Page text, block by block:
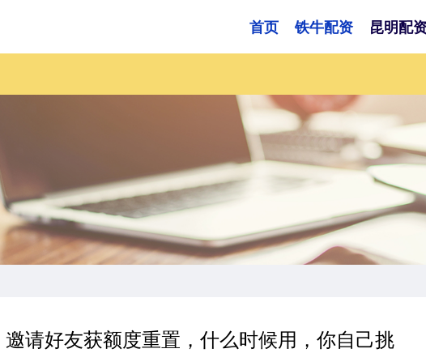
首页 铁牛配资 昆明配
请好友获额度重置，什么时候用，你自己挑